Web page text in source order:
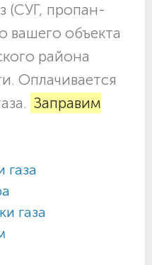
(СУГ, пропан-
вашего объекта
района
Оплачивается
Заправим
газа
газа